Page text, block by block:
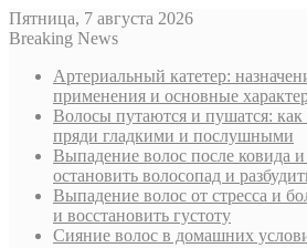
Пятница, 7 августа 2026
Breaking News
Артериальный катетер:
применения и основные
Волосы путаются и пушатся: как
пряди гладкими и послушными
Выпадение волос после ковида
остановить волосопад и
Выпадение волос от стресса и
и восстановить густоту
Сияние волос в домашних